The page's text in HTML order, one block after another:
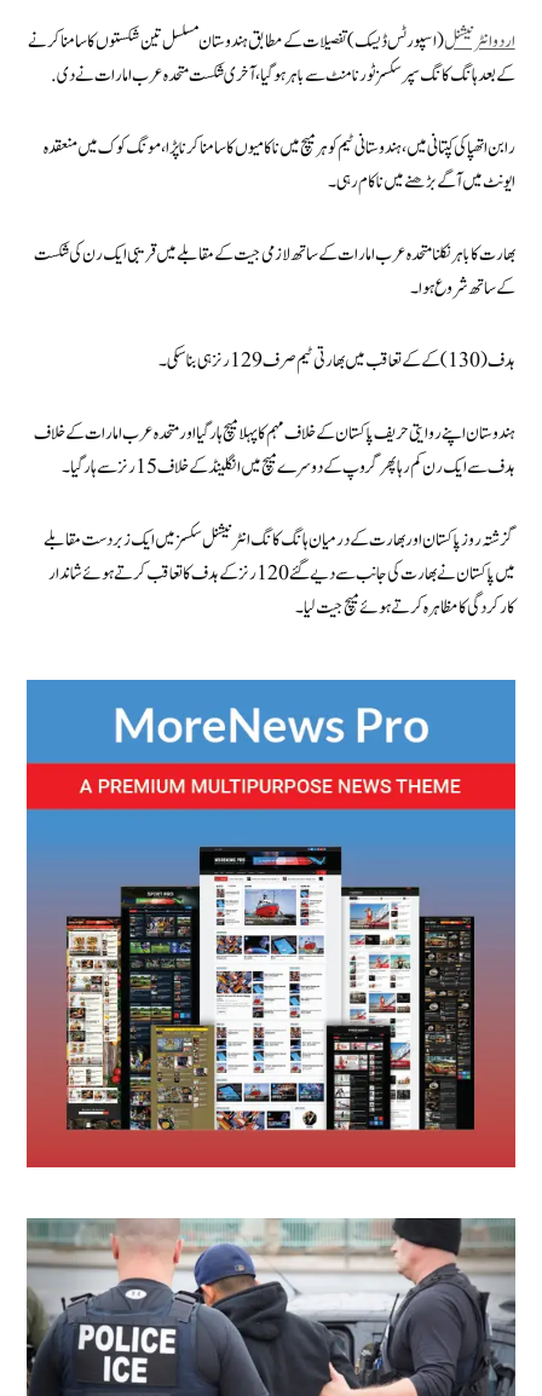
اردوانٹرنیشنل(اسپورٹس ڈیسک) تفصیلات کے مطابق ہندوستان مسلسل تین شکستوں کا سامنا کرنے
کے بعد ہانگ کانگ سپر سکسز ٹورنامنٹ سے باہر ہو گیا، آخری شکست متحدہ عرب امارات نے دی.
رابن اتھپا کی کپتانی میں، ہندوستانی ٹیم کو ہر میچ میں ناکامیوں کا سامنا کرنا پڑا، مونگ کوک میں منعقدہ
ایونٹ میں آگے بڑھنے میں ناکام رہی۔
بھارت کا باہر نکلنا متحدہ عرب امارات کے ساتھ لازمی جیت کے مقابلے میں قریبی ایک رن کی شکست
کے ساتھ شروع ہوا۔
ہدف (130) کے کے تعاقب میں بھارتی ٹیم صرف 129 رنز ہی بنا سکی۔
ہندوستان اپنے روایتی حریف پاکستان کے خلاف مہم کا پہلا میچ ہار گیا اور متحدہ عرب امارات کے خلاف
ہدف سے ایک رن کم رہا پھر گروپ کے دوسرے میچ میں انگلینڈ کے خلاف 15 رنز سے ہار گیا۔
گزشتہ روز پاکستان اور بھارت کے درمیان ہانگ کانگ انٹرنیشنل سکسز میں ایک زبردست مقابلے
میں پاکستان نے بھارت کی جانب سے دیے گئے 120 رنز کے ہدف کا تعاقب کرتے ہوئے شاندار
کارکردگی کا مظاہرہ کرتے ہوئے میچ جیت لیا۔